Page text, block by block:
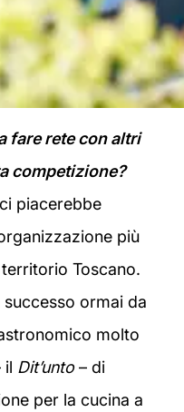
fare rete con altri
competizione?
piacerebbe
più
Toscano.
ormai da
molto
il Dit’unto– di
per la cucina a